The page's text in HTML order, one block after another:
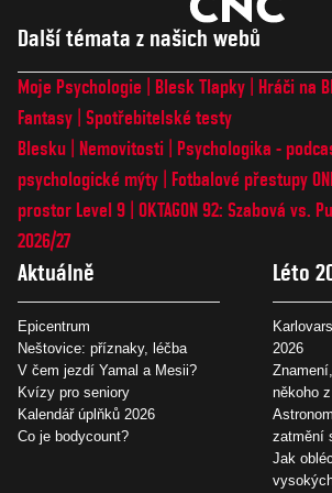
Další témata z našich webů
Moje Psychologie Blesk Tlapky Hráči na
Fantasy Spotřebitelské testy
Blesku
Nemovitosti
Psychologika -
psychologické mýty
Fotbalové přestupy
prostor Level 9 OKTAGON 92: Szabová vs.
2026/27
Aktuálně
Epicentrum
Neštovice: příznaky, léčba
V čem jezdí Yamal a Mesii?
Kvízy pro seniory
Kalendář úplňků 2026
Co je bodycount?
Léto
2026
někoho
zatmění
Jak